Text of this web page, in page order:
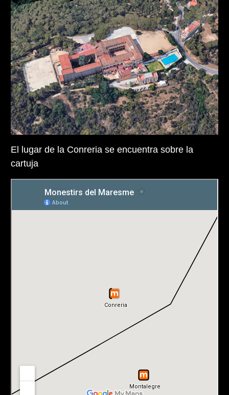
El lugar de la Conreria se encuentra sobre la
cartuja